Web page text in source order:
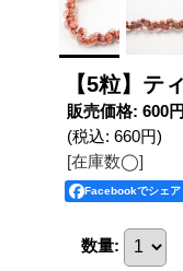
【5粒】テ
販売価格: 600円
(税込: 660円)
[在庫数◯]
Facebookでシェア
数量: